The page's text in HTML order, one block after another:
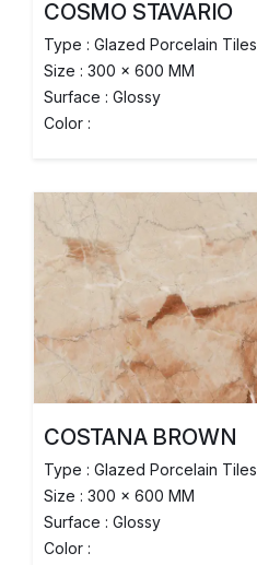
COSMO STAVARIO
Type : Glazed Porcelain Tiles
Size : 300 x 600 MM
Surface : Glossy
Color :
COSTANA BROWN
Type : Glazed Porcelain Tiles
Size : 300 x 600 MM
Surface : Glossy
Color :